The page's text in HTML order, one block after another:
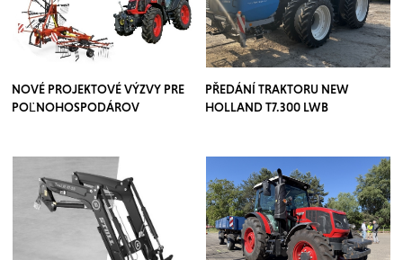
NOVÉ PROJEKTOVÉ VÝZVY PRE
POĽNOHOSPODÁROV
PŘEDÁNÍ TRAKTORU NEW
HOLLAND T7.300 LWB